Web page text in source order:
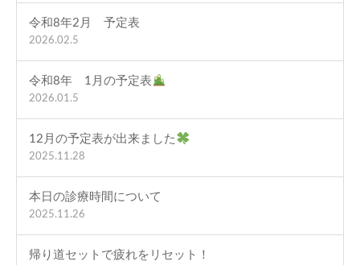
令和8年2月 予定表
2026.02.5
令和8年 1月の予定表
2026.01.5
12月の予定表が出来ました
2025.11.28
本日の診療時間について
2025.11.26
帰り道セットで疲れをリセット！